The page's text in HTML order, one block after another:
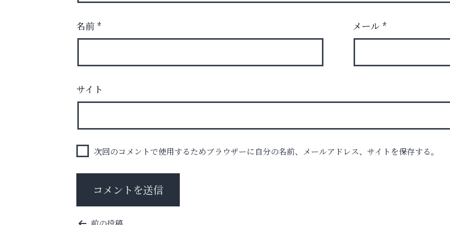
に知っておきたい子どもの近視対策～
阪神相続相談協会
名前 * メール *
サイト
次回のコメントで使用するためブラウザーに自分の名前、メールアドレス、サイトを保存する。